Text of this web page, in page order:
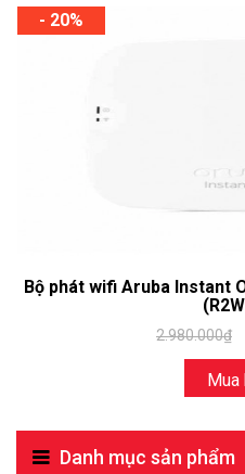
- 20%
Bộ phát wifi Aruba Instant
2.980.000₫
Mua
Danh mục sản phẩm